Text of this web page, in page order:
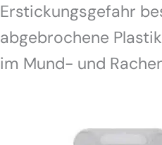
Erstickungsgefahr
abgebrochene
im Mund- und